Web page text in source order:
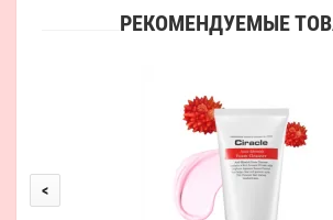
РЕКОМЕНДУЕМЫЕ
<